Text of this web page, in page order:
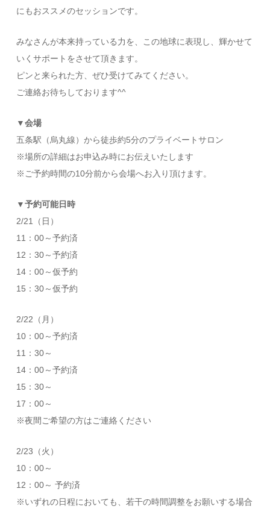
にもおススメのセッションです。
みなさんが本来持っている力を、この地球に表現し、輝かせて
いくサポートをさせて頂きます。
ピンと来られた方、ぜひ受けてみてください。
ご連絡お待ちしております^^
▼会場
五条駅（烏丸線）から徒歩約5分のプライベートサロン
※場所の詳細はお申込み時にお伝えいたします
※ご予約時間の10分前から会場へお入り頂けます。
▼予約可能日時
2/21（日）
11：00～予約済
12：30～予約済
14：00～仮予約
15：30～仮予約
2/22（月）
10：00～予約済
11：30～
14：00～予約済
15：30～
17：00～
※夜間ご希望の方はご連絡ください
2/23（火）
10：00～
12：00～ 予約済
※いずれの日程においても、若干の時間調整をお願いする場合